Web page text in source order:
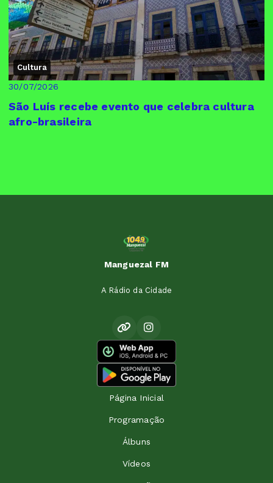
Cultura
30/07/2026
São Luís recebe evento que celebra cultura
afro-brasileira
Manguezal FM
A Rádio da Cidade
Página Inicial
Programação
Álbuns
Vídeos